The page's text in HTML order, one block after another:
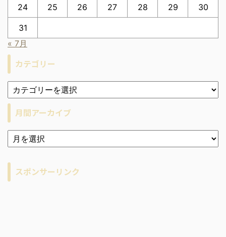
24 25 26 27 28 29 30
31
« 7月
カテゴリー
月間アーカイブ
ア
ー
ブ
スポンサーリンク